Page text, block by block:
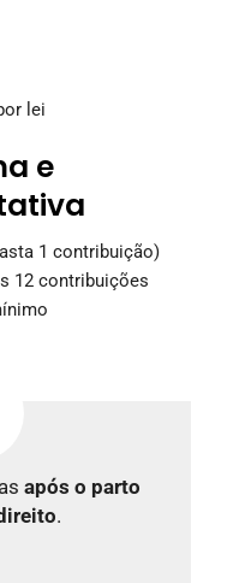
lei
e
1 contribuição)
12 contribuições
após o parto
.